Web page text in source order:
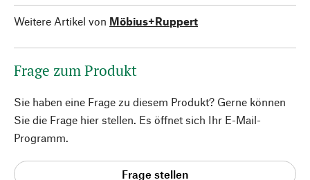
Weitere Artikel von Möbius+Ruppert
Frage zum Produkt
Sie haben eine Frage zu diesem Produkt? Gerne können
Sie die Frage hier stellen. Es öffnet sich Ihr E-Mail-
Programm.
Frage stellen